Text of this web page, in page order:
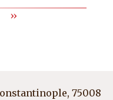
Page suivante
››
75008